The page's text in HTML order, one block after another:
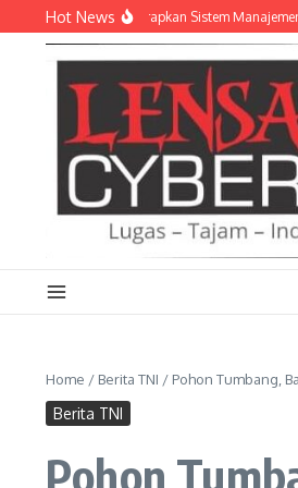
Lewati ke konten
Hot News
Lagi Terapkan Sistem Manajemen
Home / Berita TNI / Pohon Tumbang,
Berita TNI
Pohon